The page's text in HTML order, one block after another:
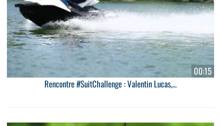
00:15
Rencontre #SuitChallenge : Valentin Lucas,...